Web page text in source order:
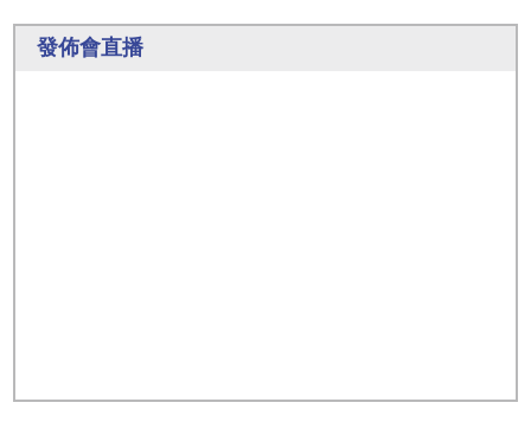
發佈會直播